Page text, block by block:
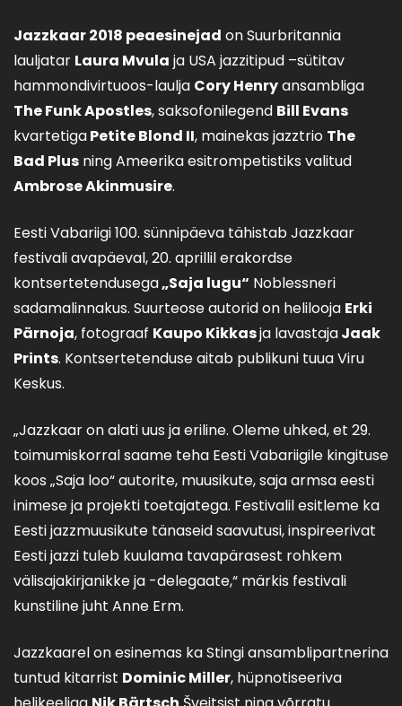
Jazzkaar 2018 peaesinejad on Suurbritannia
lauljatar Laura Mvula ja USA jazzitipud –sütitav
hammondivirtuoos-laulja Cory Henryansambliga
The Funk Apostles, saksofonilegend Bill Evans
kvartetigaPetite Blond II, mainekas jazztrio The
Bad Plus ning Ameerika esitrompetistiks valitud
Ambrose Akinmusire.
Eesti Vabariigi 100. sünnipäeva tähistab Jazzkaar
festivali avapäeval, 20. aprillil erakordse
kontsertetendusega„Saja lugu“ Noblessneri
sadamalinnakus. Suurteose autorid on helilooja Erki
Pärnoja, fotograaf Kaupo Kikkasja lavastajaJaak
Prints. Kontsertetenduse aitab publikuni tuua Viru
Keskus.
„Jazzkaar on alati uus ja eriline. Oleme uhked, et 29.
toimumiskorral saame teha Eesti Vabariigile kingituse
koos „Saja loo“ autorite, muusikute, saja armsa eesti
inimese ja projekti toetajatega. Festivalil esitleme ka
Eesti jazzmuusikute tänaseid saavutusi, inspireerivat
Eesti jazzi tuleb kuulama tavapärasest rohkem
välisajakirjanikke ja -delegaate,“ märkis festivali
kunstiline juht Anne Erm.
Jazzkaarel on esinemas ka Stingi ansamblipartnerina
tuntud kitarrist Dominic Miller, hüpnotiseeriva